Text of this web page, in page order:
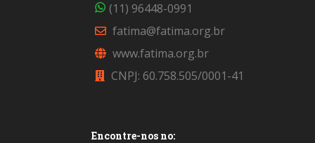
(11) 96448-0991
fatima@fatima.org.br
www.fatima.org.br
CNPJ: 60.758.505/0001-41
Encontre-nos no: